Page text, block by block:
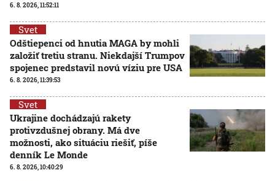
6. 8. 2026, 11:52:11
Svet
Odštiepenci od hnutia MAGA by mohli
založiť tretiu stranu. Niekdajší Trumpov
spojenec predstavil novú víziu pre USA
6. 8. 2026, 11:39:53
Svet
Ukrajine dochádzajú rakety
protivzdušnej obrany. Má dve
možnosti, ako situáciu riešiť, píše
denník Le Monde
6. 8. 2026, 10:40:29